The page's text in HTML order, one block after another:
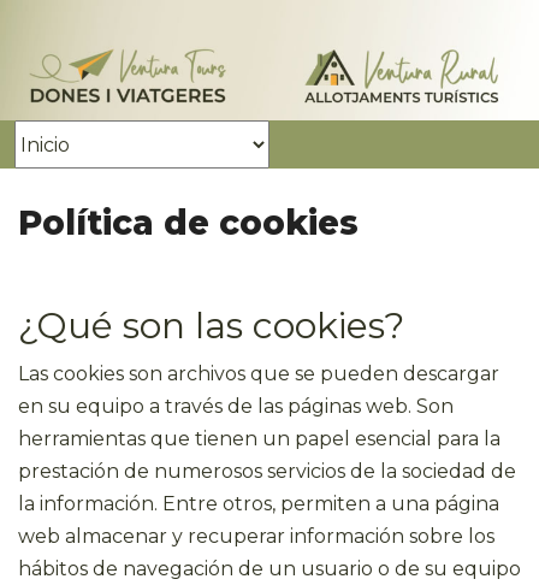
Política de cookies
¿Qué son las cookies?
Las cookies son archivos que se pueden descargar
en su equipo a través de las páginas web. Son
herramientas que tienen un papel esencial para la
prestación de numerosos servicios de la sociedad de
la información. Entre otros, permiten a una página
web almacenar y recuperar información sobre los
hábitos de navegación de un usuario o de su equipo